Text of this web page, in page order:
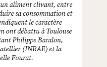
un aliment clivant, entre
sa consommation et
le caractère
ont débattu à Toulouse
Philippe Baralon,
(INRAE) et la
Fourat.